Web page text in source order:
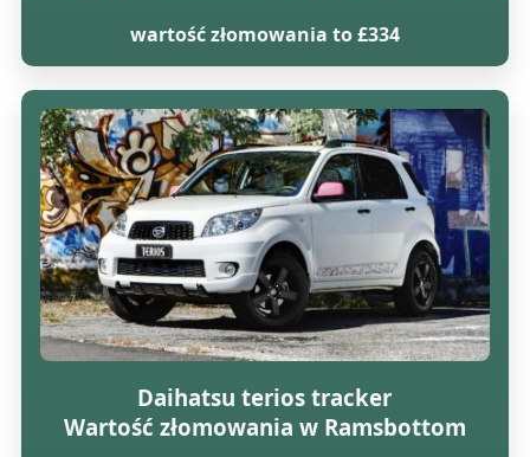
wartość złomowania to £334
Daihatsu terios tracker
Wartość złomowania w Ramsbottom